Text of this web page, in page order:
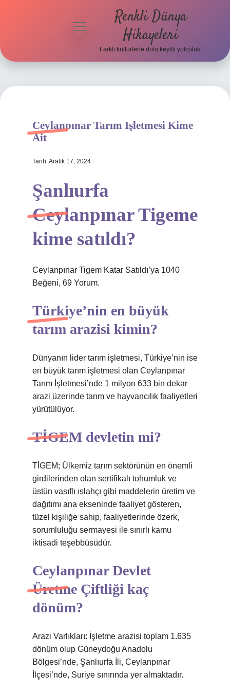
Hakkımızda
menüyü
Renkli Dünya
Hikayeleri
Farklı kültürlerle dolu keyifli yolculuk!
Ceylanpınar Tarım Işletmesi Kime
Ait
Tarih: Aralık 17, 2024
Şanlıurfa
Ceylanpınar Tigeme
kime satıldı?
Ceylanpınar Tigem Katar Satıldı’ya 1040
Beğeni, 69 Yorum.
Türkiye’nin en büyük
tarım arazisi kimin?
Dünyanın lider tarım işletmesi, Türkiye’nin ise
en büyük tarım işletmesi olan Ceylanpınar
Tarım İşletmesi’nde 1 milyon 633 bin dekar
arazi üzerinde tarım ve hayvancılık faaliyetleri
yürütülüyor.
TİGEM devletin mi?
TİGEM; Ülkemiz tarım sektörünün en önemli
girdilerinden olan sertifikalı tohumluk ve
üstün vasıflı ıslahçı gibi maddelerin üretim ve
dağıtımı ana ekseninde faaliyet gösteren,
tüzel kişiliğe sahip, faaliyetlerinde özerk,
sorumluluğu sermayesi ile sınırlı kamu
iktisadi teşebbüsüdür.
Ceylanpınar Devlet
Üretme Çiftliği kaç
dönüm?
Arazi Varlıkları: İşletme arazisi toplam 1.635
dönüm olup Güneydoğu Anadolu
Bölgesi’nde, Şanlıurfa İli, Ceylanpınar
İlçesi’nde, Suriye sınırında yer almaktadır.